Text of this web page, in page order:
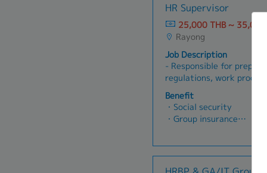
initiatives, surfacing
recommendations that
strategy execution at
• And others according
positions.- Build and
to attract young talent
Organization & People
drive employee
Development) and
core values and
productivity and
Performance &
Design and develop fair
systems (KPIs/OKRs)
performance.- Structure
total rewards to be
Employee Relations &
employee relations,
- Annual health check-up
HR Supervisor
25,000 THB ~ 35,000
Rayong
Job Description
- Responsible for
regulations, work
according to company
handling labor law and
human resources.-
documents for
reports for the Workers'
(Form 11), the
Disability Fund.-
Benefit
・Social security
・Group insurance
・Probident fund
・Transportation